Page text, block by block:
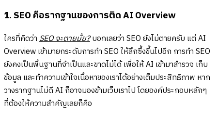
1. SEO คือรากฐานของการติด AI Overview
ใครที่คิดว่าSEO จะตายมั้ย?บอกเลยว่า SEO ยังไม่ตายครับ แต่ AI
Overview เข้ามายกระดับการทำ SEO ให้ลึกซึ้งขึ้นไปอีก การทำ SEO
ยังคงเป็นพื้นฐานที่จำเป็นและขาดไม่ได้ เพื่อให้ AI เข้ามาสำรวจ เก็บ
ข้อมูล และทำความเข้าใจเนื้อหาของเราได้อย่างเต็มประสิทธิภาพ หาก
วางรากฐานไม่ดี AI ก็อาจมองข้ามเว็บเราไป โดยองค์ประกอบหลักๆ
ที่ต้องให้ความสำคัญเลยก็คือ